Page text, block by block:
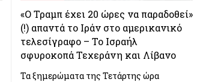
«Ο Τραμπ έχει 20 ώρες να παραδοθεί»
(!) απαντά το Ιράν στο αμερικανικό
τελεσίγραφο – Το Ισραήλ
σφυροκοπά Τεχεράνη και Λίβανο
Τα ξημερώματα της Τετάρτης ώρα